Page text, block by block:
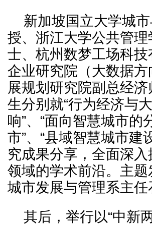
新加坡国立大学城
授、浙江大学公共管
士、杭州数梦工场科
企业研究院（大数据
展规划研究院副总经
生分别就“行为经济与
响”、“面向智慧城市的
市”、“县域智慧城市建
究成果分享，全面深
领域的学术前沿。主
城市发展与管理系主
其后，举行以“中新